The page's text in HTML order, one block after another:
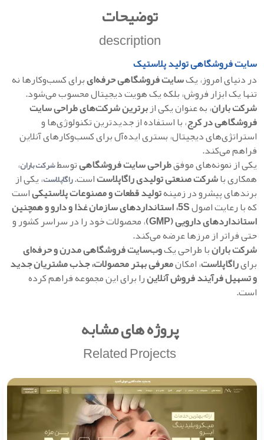
توضیحات
description
سایت فروشگاهی تولید پلاستیک
در دنیای امروز، یکسایت فروشگاهی حرفه‌ایبرای کسب‌وکارها نه
تنها یک ابزار فروش، بلکه یک هویت دیجیتال محسوب می‌شود.
شرکت باران، به عنوان یکی ازبرترین شرکت‌های طراحی سایت
فروشگاهی در کرج، با استفاده از جدیدترین تکنولوژی‌ها و
استراتژی‌های دیجیتال، بستری ایده‌آل برای کسب‌وکارهای آنلاین
فراهم می‌کند.
یکی از نمونه‌های موفقطراحی سایت فروشگاهیتوسطشرکت باران،
همکاری باشرکت صنعتی تولیدی راگاپلاستاست.راگاپلاست، یکی از
برندهای پیشرو در زمینهتولید قطعات و مصنوعات پلاستیکیاست
که با رعایت اصول 5S، استانداردهای سازمان غذا و دارو و همچنین
استانداردهای دارویی (GMP) ، محصولات خود را در سراسر کشور و
حتی فراتر از مرزها عرضه می‌کند.
شرکت بارانبا طراحی یکوب‌سایت فروشگاهی مدرن و حرفه‌ای
برایراگاپلاست، امکانمعرفی بهتر محصولات، جذب مشتریان جدید
و تسهیل فرآیند فروش آنلاینرا برای این مجموعه فراهم کرده
است.
پروژه های مشابه
Related Projects